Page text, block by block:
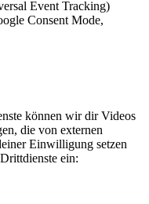
Event Tracking)
Consent Mode,
können wir dir Videos
die von externen
Einwilligung setzen
ein: